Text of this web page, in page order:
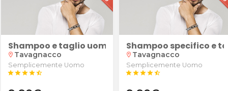
Per ciglia da star!
Laminazione ciglia e/o sopracciglia da Deep
Shampoo e taglio uomo
location_on Tavagnacco
Semplicemente Uomo
starstarstarstarstar_half
Shampoo specifico e
location_on Tavagnacco
Semplicemente Uomo
starstarstarstarstar_half